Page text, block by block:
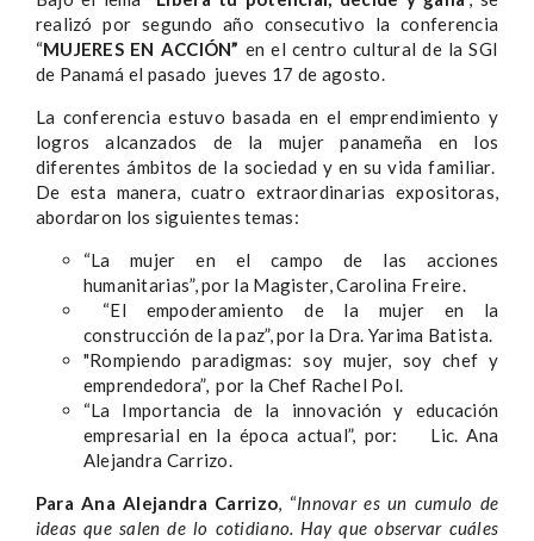
realizó por segundo año consecutivo la conferencia
“MUJERES EN ACCIÓN” en el centro cultural de la SGI
de Panamá el pasado jueves 17 de agosto.
La conferencia estuvo basada en el emprendimiento y
logros alcanzados de la mujer panameña en los
diferentes ámbitos de la sociedad y en su vida familiar.
De esta manera, cuatro extraordinarias expositoras,
abordaron los siguientes temas:
“La mujer en el campo de las acciones
humanitarias”, por la Magister, Carolina Freire.
“El empoderamiento de la mujer en la
construcción de la paz”, por la Dra. Yarima Batista.
"Rompiendo paradigmas: soy mujer, soy chef y
emprendedora”, por la Chef Rachel Pol.
“La Importancia de la innovación y educación
empresarial en la época actual”, por: Lic. Ana
Alejandra Carrizo.
ParaAna Alejandra Carrizo, “Innovar es un cumulo de
ideas que salen de lo cotidiano. Hay que observar cuáles